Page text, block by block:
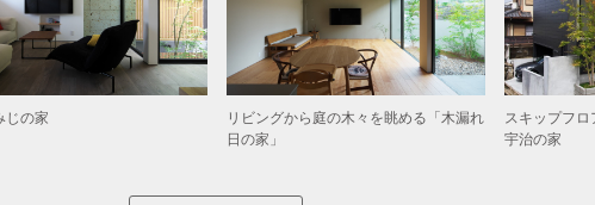
じの家
リビングから庭の木々を眺める「木漏れ
日の家」
スキップフ
宇治の家